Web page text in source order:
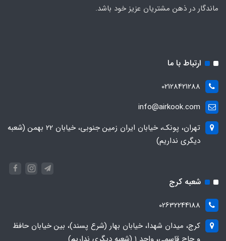
ماندگار در ذهن مشتریان عزیز خود باشد.
ارتباط با ما
02128421288
info@airkook.com
تهران، پونک، خیابان ایران زمین جنوبی، خیابان 22 بهمن (شعبه
دیگری نداریم)
شعبه کرج
02632244188
کرج، میدان شهدا، خیابان بهار (شرع پسند)، بین خیابان حافظ